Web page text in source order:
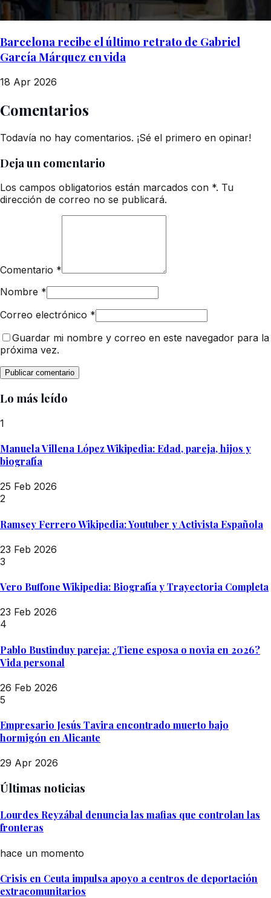
Barcelona recibe el último retrato de Gabriel
García Márquez en vida
18 Apr 2026
Comentarios
Todavía no hay comentarios. ¡Sé el primero en opinar!
Deja un comentario
Los campos obligatorios están marcados con *. Tu
dirección de correo no se publicará.
Comentario *
Nombre *
Correo electrónico *
Guardar mi nombre y correo en este navegador para la
próxima vez.
Lo más leído
1
Manuela Villena López Wikipedia: Edad, pareja, hijos y
biografía
25 Feb 2026
2
Ramsey Ferrero Wikipedia: Youtuber y Activista Española
23 Feb 2026
3
Vero Buffone Wikipedia: Biografía y Trayectoria Completa
23 Feb 2026
4
Pablo Bustinduy pareja: ¿Tiene esposa o novia en 2026?
Vida personal
26 Feb 2026
5
Empresario Jesús Tavira encontrado muerto bajo
hormigón en Alicante
29 Apr 2026
Últimas noticias
Lourdes Reyzábal denuncia las mafias que controlan las
fronteras
hace un momento
Crisis en Ceuta impulsa apoyo a centros de deportación
extracomunitarios